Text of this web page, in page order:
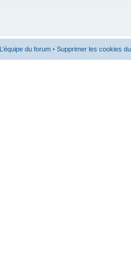
L’équipe du forum • Supprimer les cookies